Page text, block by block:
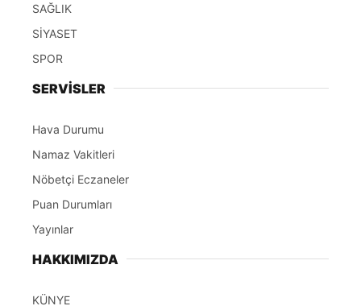
SAĞLIK
SİYASET
SPOR
SERVİSLER
Hava Durumu
Namaz Vakitleri
Nöbetçi Eczaneler
Puan Durumları
Yayınlar
HAKKIMIZDA
KÜNYE